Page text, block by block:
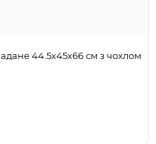
44.5х45х66 см з чохлом